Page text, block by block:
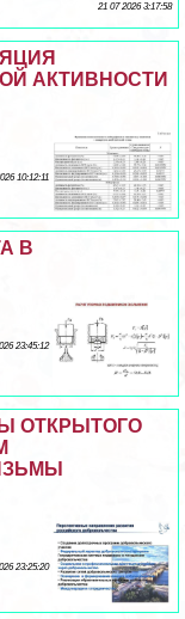
21 07 2026 3:17:58
АКТИВНОСТИ
10:12:11
В
23:45:12
ОТКРЫТОГО
23:25:20